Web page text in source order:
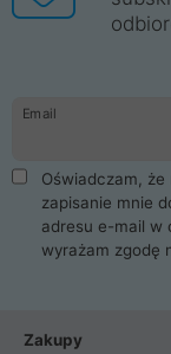
legalnie i płacimy
główną w
komunikacja ze
danych
ProLine to czysta
Zaopatrzysz się
takie jak
dyski SSD, M.2
najlepszy
Poza
Smartfony takich
wentylatory. Na
Email
Oświadczam,
zapisanie mnie
adresu e-mail w
wyrażam zgodę
Zakupy